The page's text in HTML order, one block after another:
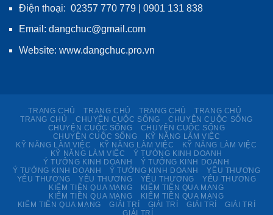
Điện thoại: 02357 770 779 | 0901 131 838
Email: dangchuc@gmail.com
Website: www.dangchuc.pro.vn
TRANG CHỦ TRANG CHỦ TRANG CHỦ
TRANG CHỦ
TRANG CHỦ
CHUYỆN CUỘC SỐNG
CHUYỆN CUỘC SỐNG
CHUYỆN CUỘC SỐNG
CHUYỆN CUỘC SỐNG
CHUYỆN CUỘC SỐNG
KỸ NĂNG LÀM VIỆC
KỸ NĂNG LÀM VIỆC
KỸ NĂNG LÀM VIỆC
KỸ NĂNG LÀM VIỆC
KỸ NĂNG LÀM VIỆC
Ý TƯỞNG KINH DOANH
Ý TƯỞNG KINH DOANH
Ý TƯỞNG KINH DOANH
Ý TƯỞNG KINH DOANH
Ý TƯỞNG KINH DOANH
YÊU THƯƠNG
YÊU THƯƠNG
YÊU THƯƠNG YÊU THƯƠNG
YÊU THƯƠNG
KIẾM TIỀN QUA MẠNG
KIẾM TIỀN QUA MẠNG
KIẾM TIỀN QUA MẠNG
KIẾM TIỀN QUA MẠNG
KIẾM TIỀN QUA MẠNG
GIẢI TRÍ GIẢI TRÍ GIẢI TRÍ
GIẢI TRÍ
GIẢI TRÍ